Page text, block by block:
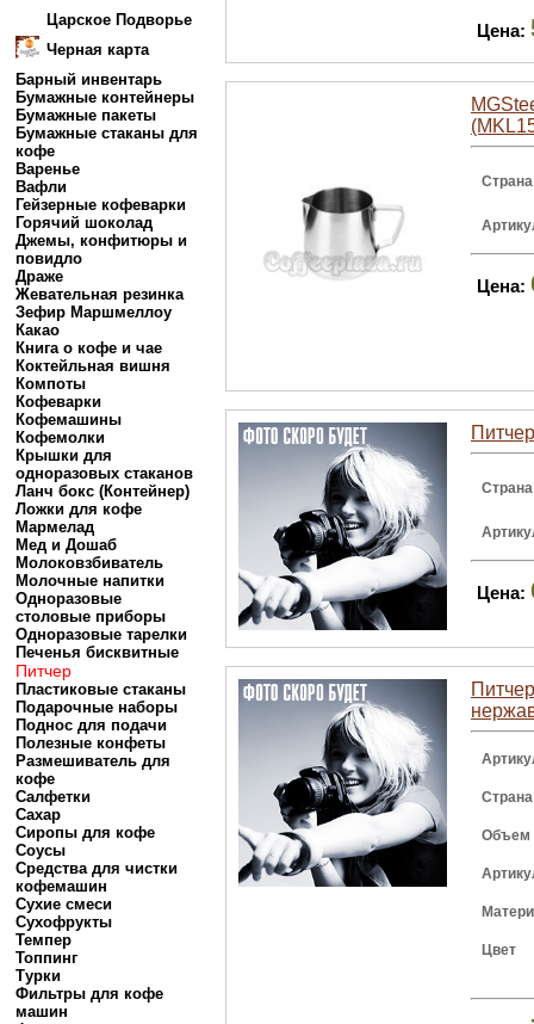
Царское Подворье
Черная карта
Барный инвентарь
Бумажные контейнеры
Бумажные пакеты
Бумажные стаканы для
кофе
Варенье
Вафли
Гейзерные кофеварки
Горячий шоколад
Джемы, конфитюры и
повидло
Драже
Жевательная резинка
Зефир Маршмеллоу
Какао
Книга о кофе и чае
Коктейльная вишня
Компоты
Кофеварки
Кофемашины
Кофемолки
Крышки для
одноразовых стаканов
Ланч бокс (Контейнер)
Ложки для кофе
Мармелад
Мед и Дошаб
Молоковзбиватель
Молочные напитки
Одноразовые
столовые приборы
Одноразовые тарелки
Печенья бисквитные
Питчер
Пластиковые стаканы
Подарочные наборы
Поднос для подачи
Полезные конфеты
Размешиватель для
кофе
Салфетки
Сахар
Сиропы для кофе
Соусы
Средства для чистки
кофемашин
Сухие смеси
Сухофрукты
Темпер
Топпинг
Турки
Фильтры для кофе
машин
Цена:
Цена:
Цена:
Объем
Цвет